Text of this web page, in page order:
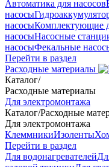
Автоматика для насосов
насосы
насосыКомплектующие
насосыНасосные
насосыФекальные
Перейти в раздел
Расходные материалы
Каталог/
Расходные материалы
Для электромонтажа
Каталог/Расходные
Для электромонтажа
КлеммникиИзоленты
Перейти в раздел
Для водонагревателей